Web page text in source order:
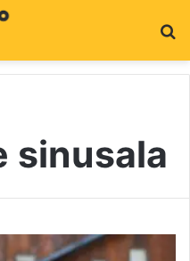
sinusala